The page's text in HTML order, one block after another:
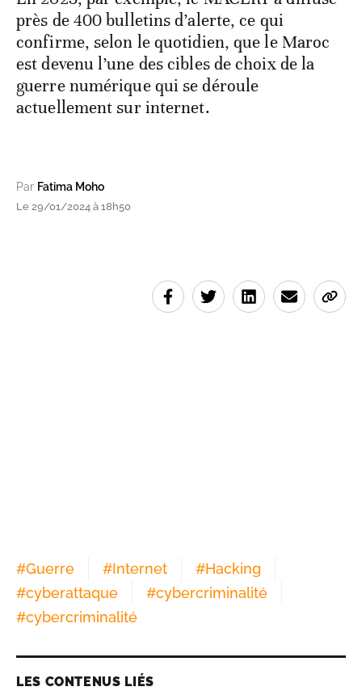
près de 400 bulletins d’alerte, ce qui
confirme, selon le quotidien, que le Maroc
est devenu l’une des cibles de choix de la
guerre numérique qui se déroule
actuellement sur internet.
Par Fatima Moho
Le 29/01/2024 à 18h50
#Guerre #Internet #Hacking
#cyberattaque #cybercriminalité
#cybercriminalité
LES CONTENUS LIÉS